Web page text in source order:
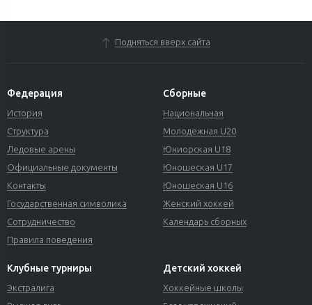
Подняться вверх сайта
Федерация
История
Структура
Ледовые арены
Официальные документы
Контакты
Государственная символика
Сотрудничество
Правила поведения
Сборные
Национальная
Молодежная U20
Юниорская U18
Юношеская U17
Юношеская U16
Женский хоккей
Календарь сборных
Клубные турниры
Экстралига
Детский хоккей
Хоккейные школы